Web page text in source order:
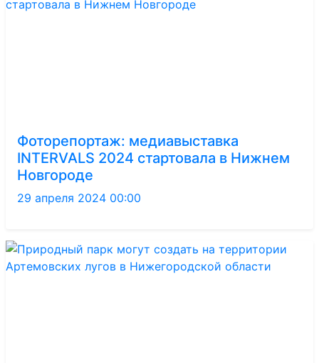
Фоторепортаж: медиавыставка
INTERVALS 2024 стартовала в Нижнем
Новгороде
29 апреля 2024 00:00